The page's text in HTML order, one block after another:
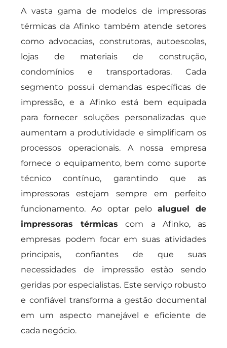
A vasta gama de modelos de impressoras
térmicas da Afinko também atende setores
como advocacias, construtoras, autoescolas,
lojas de materiais de construção,
condomínios e transportadoras. Cada
segmento possui demandas específicas de
impressão, e a Afinko está bem equipada
para fornecer soluções personalizadas que
aumentam a produtividade e simplificam os
processos operacionais. A nossa empresa
fornece o equipamento, bem como suporte
técnico contínuo, garantindo que as
impressoras estejam sempre em perfeito
funcionamento. Ao optar peloaluguel de
impressoras térmicas com a Afinko, as
empresas podem focar em suas atividades
principais, confiantes de que suas
necessidades de impressão estão sendo
geridas por especialistas. Este serviço robusto
e confiável transforma a gestão documental
em um aspecto manejável e eficiente de
cada negócio.